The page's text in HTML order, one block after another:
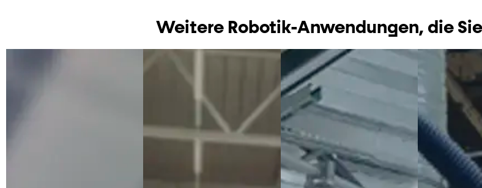
Weitere Robotik-Anwendungen, die